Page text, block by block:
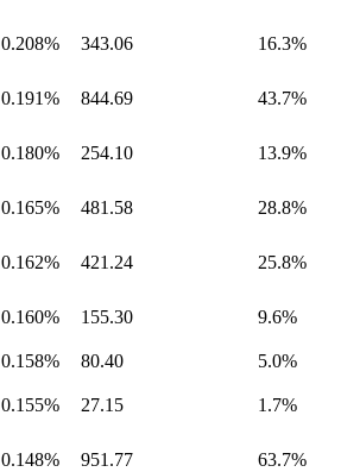
0.208% 343.06 16.3%
0.191% 844.69 43.7%
0.180% 254.10 13.9%
0.165% 481.58 28.8%
0.162% 421.24 25.8%
0.160% 155.30 9.6%
0.158% 80.40 5.0%
0.155% 27.15 1.7%
0.148% 951.77 63.7%